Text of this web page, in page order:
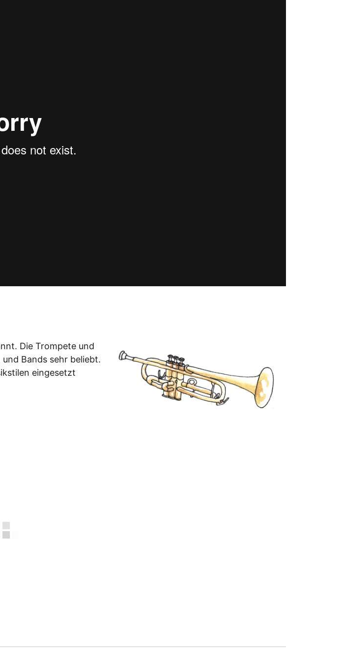
Die Trompete und
Bands sehr beliebt.
eingesetzt